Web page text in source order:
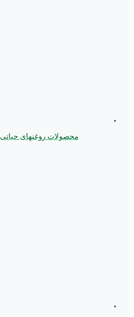
محصولات روغنهای حیاتی